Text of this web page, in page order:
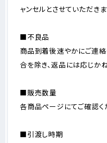
ャンセルとさせていただきま
■不良品
商品到着後速やかにご連絡
合を除き、返品には応じか
■販売数量
各商品ページにてご確認く
■引渡し時期